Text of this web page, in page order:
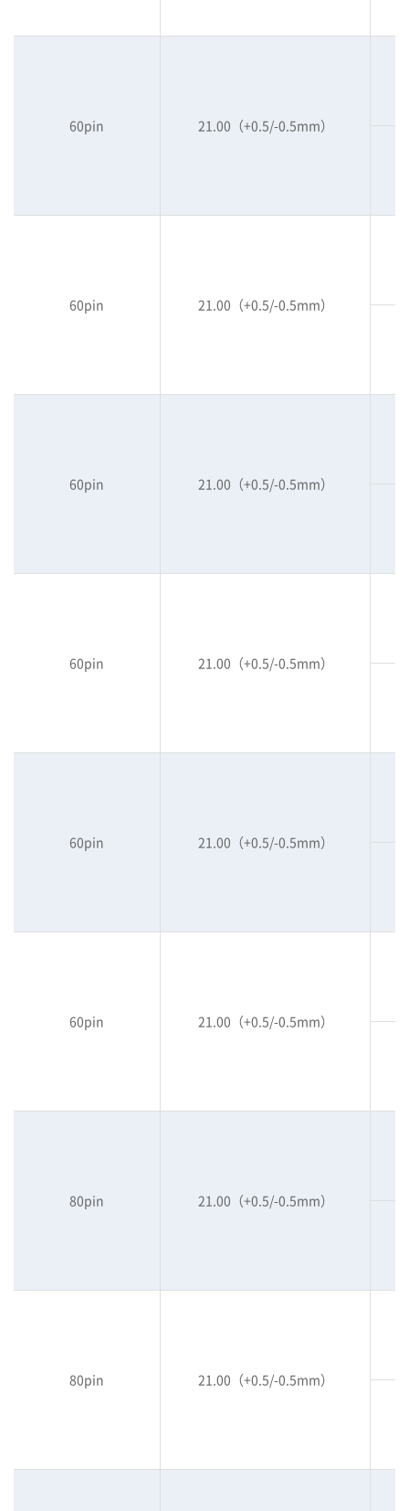
60pin 21.00（+0.5/-0.5mm）
60pin 21.00（+0.5/-0.5mm）
60pin 21.00（+0.5/-0.5mm）
60pin 21.00（+0.5/-0.5mm）
60pin 21.00（+0.5/-0.5mm）
60pin 21.00（+0.5/-0.5mm）
80pin 21.00（+0.5/-0.5mm）
80pin 21.00（+0.5/-0.5mm）